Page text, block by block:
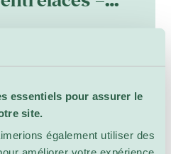
essentiels pour assurer le
site.
également utiliser des
en Europe de l’artiste
Serech. Intitulée
entrelacés – Deep Time),
ancestraux et